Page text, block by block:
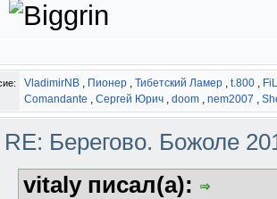
VladimirNB , Пионер , Тибетский Ламер , t.800 ,
Comandante , Сергей Юрич , doom , nem2007 ,
RE: Берегово. Божоле
vitaly писал(а):